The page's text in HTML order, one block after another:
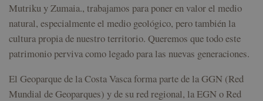
Mutriku y Zumaia., trabajamos para poner en valor el medio
natural, especialmente el medio geológico, pero también la
cultura propia de nuestro territorio. Queremos que todo este
patrimonio perviva como legado para las nuevas generaciones.
El Geoparque de la Costa Vasca forma parte de la GGN (Red
Mundial de Geoparques) y de su red regional, la EGN o Red